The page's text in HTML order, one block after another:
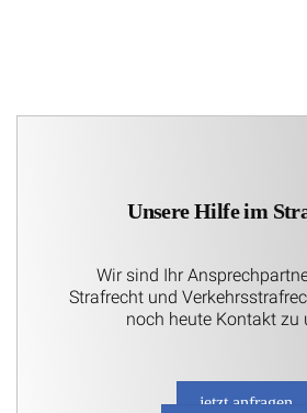
Unsere Hilfe im
Wir sind Ihr
Strafrecht und
noch heute Kontakt zu
jetzt anfragen